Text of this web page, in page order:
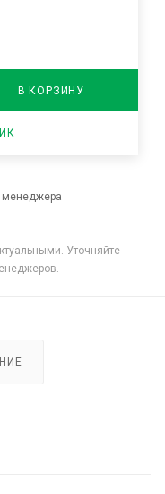
В КОРЗИНУ
менеджера
Уточняйте